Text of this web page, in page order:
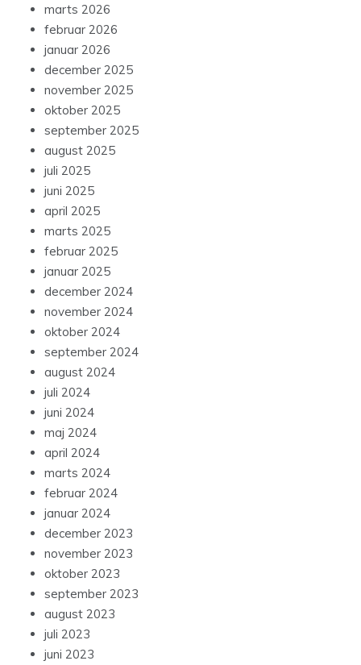
marts 2026
februar 2026
januar 2026
december 2025
november 2025
oktober 2025
september 2025
august 2025
juli 2025
juni 2025
april 2025
marts 2025
februar 2025
januar 2025
december 2024
november 2024
oktober 2024
september 2024
august 2024
juli 2024
juni 2024
maj 2024
april 2024
marts 2024
februar 2024
januar 2024
december 2023
november 2023
oktober 2023
september 2023
august 2023
juli 2023
juni 2023